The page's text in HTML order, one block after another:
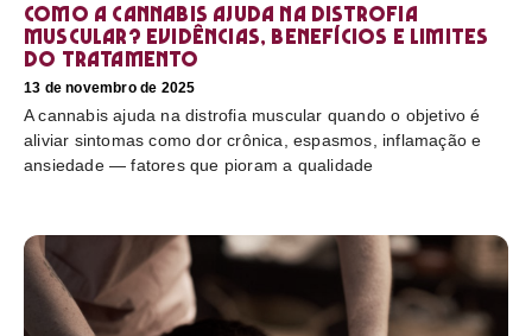
Como a cannabis ajuda na distrofia
muscular? Evidências, benefícios e limites
do tratamento
13 de novembro de 2025
A cannabis ajuda na distrofia muscular quando o objetivo é
aliviar sintomas como dor crônica, espasmos, inflamação e
ansiedade — fatores que pioram a qualidade